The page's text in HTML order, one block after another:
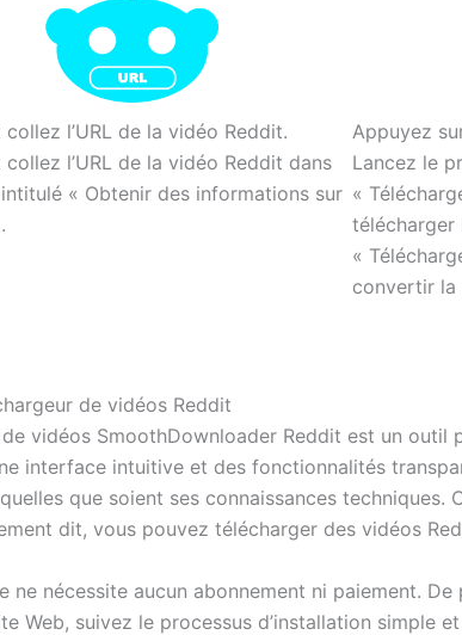
l’URL de la vidéo Reddit.
l’URL de la vidéo Reddit dans
« Obtenir des informations sur
Appuyez
Lancez le
«
télécharger
«
convertir la
de vidéos Reddit
vidéos SmoothDownloader Reddit est un
interface intuitive et des fonctionnalités
que soient ses connaissances
dit, vous pouvez télécharger des vidéos
ne nécessite aucun abonnement ni paiement.
Web, suivez le processus d’installation